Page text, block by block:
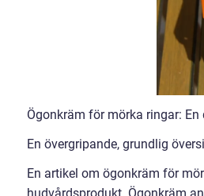
Ögonkräm för mörka ringar:
En övergripande, grundlig
En artikel om ögonkräm för